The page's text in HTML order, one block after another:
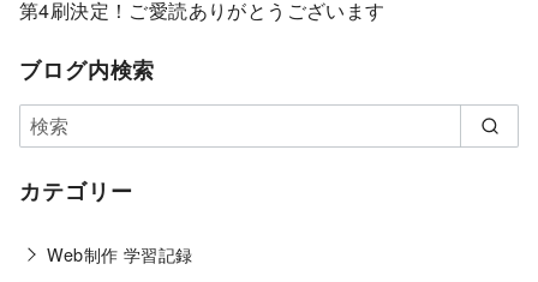
第4刷決定！ご愛読ありがとうございます
ブログ内検索
カテゴリー
Web制作 学習記録